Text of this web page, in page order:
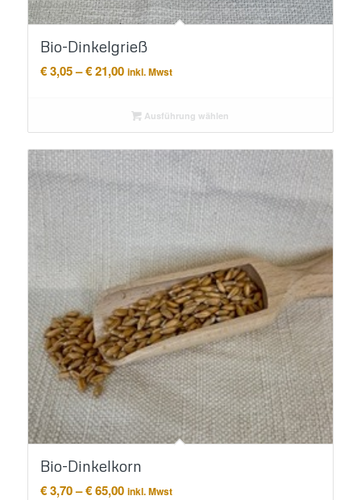
Bio-Dinkelgrieß
€3,05–€21,00Preisspanne:
€ 21,00
inkl. Mwst
Ausführung wählen
Bio-Dinkelkorn
€3,70–€65,00Preisspanne:
inkl. Mwst